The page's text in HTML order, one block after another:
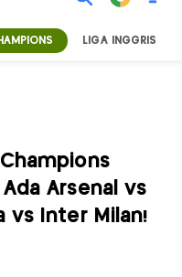
LIGA INGGRIS
Arsenal vs
vs Inter Milan!